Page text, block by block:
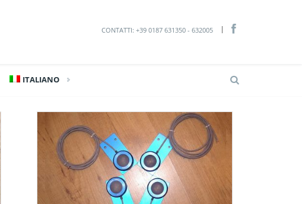
CONTATTI: +39 0187 631350 - 632005
ITALIANO